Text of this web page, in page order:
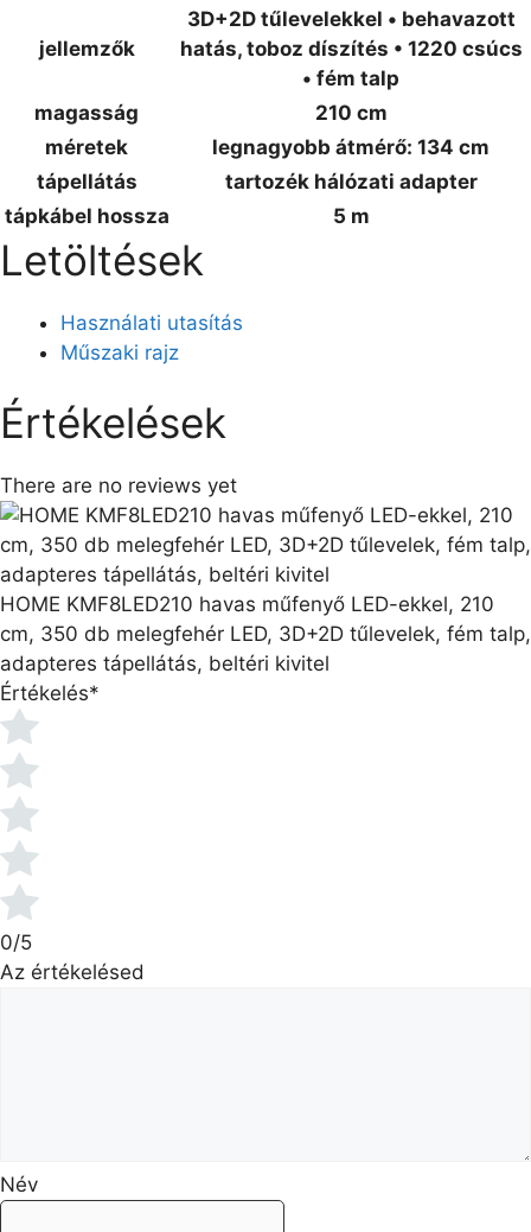
jellemzők
3D+2D tűlevelekkel • behavazott
hatás, toboz díszítés • 1220 csúcs
• fém talp
magasság
210 cm
méretek
legnagyobb átmérő: 134 cm
tápellátás
tartozék hálózati adapter
tápkábel hossza
5 m
Letöltések
Használati utasítás
Műszaki rajz
Értékelések
There are no reviews yet
HOME KMF8LED210 havas műfenyő LED-ekkel, 210
cm, 350 db melegfehér LED, 3D+2D tűlevelek, fém talp,
adapteres tápellátás, beltéri kivitel
Értékelés*
0/5
Az értékelésed
Név